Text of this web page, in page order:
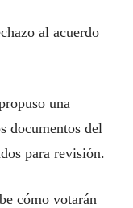
al acuerdo
una
documentos del
para revisión.
cómo votarán